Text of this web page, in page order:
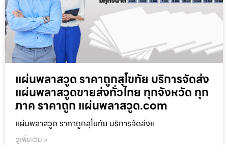
แผ่นพลาสวูด ราคาถูกสุโขทัย บริการจัดส่ง
แผ่นพลาสวูดขายส่งทั่วไทย ทุกจังหวัด ทุก
ภาค ราคาถูก แผ่นพลาสวูด.com
แผ่นพลาสวูด ราคาถูกสุโขทัย บริการจัดส่งแ
ดูเพิ่มเติม »